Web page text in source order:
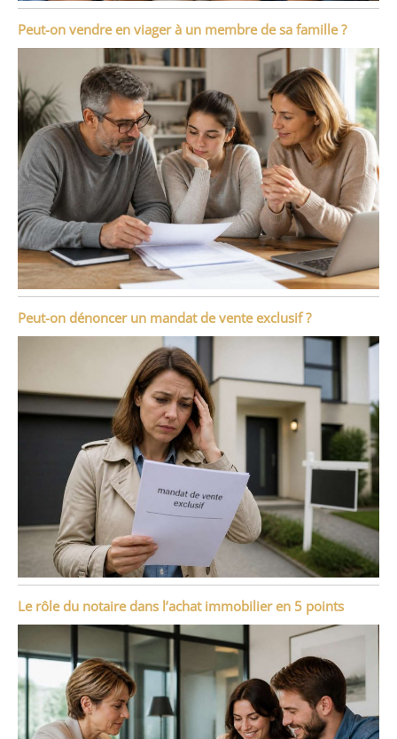
Peut-on vendre en viager à un membre de sa famille ?
Peut-on dénoncer un mandat de vente exclusif ?
Le rôle du notaire dans l’achat immobilier en 5 points